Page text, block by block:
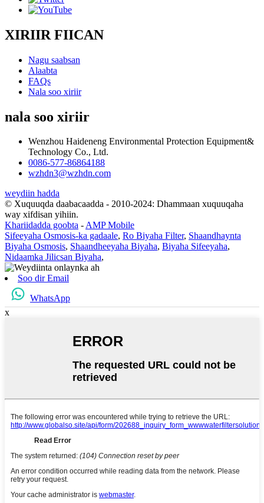
XIRIIR FIICAN
Nagu saabsan
Alaabta
FAQs
Nala soo xiriir
nala soo xiriir
Wenzhou Haideneng Environmental Protection Equipment&
Technology Co., Ltd.
0086-577-86864188
wzhdn3@wzhdn.com
weydiin hadda
© Xuquuqda daabacaadda - 2010-2024: Dhammaan xuquuqaha
way xifdisan yihiin.
Khariidadda goobta -AMP Mobile
Sifeeyaha Osmosis-ka gadaale, Ro Biyaha Filter, Shaandhaynta
Biyaha Osmosis, Shaandheeyaha Biyaha, Biyaha Sifeeyaha,
Nidaamka Jilicsan Biyaha,
Soo dir Email
WhatsApp
x